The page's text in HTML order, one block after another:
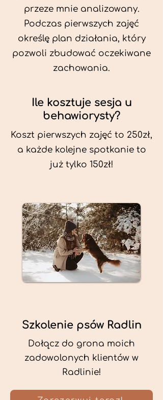
przeze mnie analizowany.
Podczas pierwszych zajęć
określę plan działania, który
pozwoli zbudować oczekiwane
zachowania.
Ile kosztuje sesja u
behawiorysty?
Koszt pierwszych zajęć to 250zł,
a każde kolejne spotkanie to
już tylko 150zł!
Szkolenie psów Radlin
Dołącz do grona moich
zadowolonych klientów w
Radlinie!